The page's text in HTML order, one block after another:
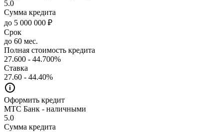
5.0
Сумма кредита
до 5 000 000 ₽
Срок
до 60 мес.
Полная стоимость кредита
27.600 - 44.700%
Ставка
27.60 - 44.40%
Оформить кредит
МТС Банк - наличными
5.0
Сумма кредита